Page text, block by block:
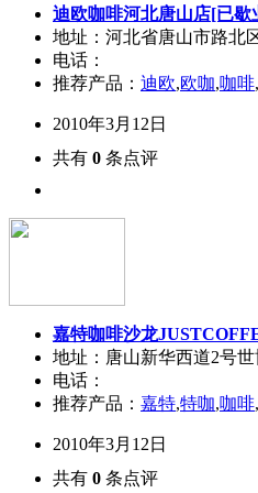
迪欧咖啡河北唐山店[已歇
地址：河北省唐山市路北
电话：
推荐产品： 迪欧,欧咖,咖啡,
2010年3月12日
共有 0 条点评
嘉特咖啡沙龙
地址：唐山新华西道2号
电话：
推荐产品： 嘉特,特咖,咖啡,
2010年3月12日
共有 0 条点评